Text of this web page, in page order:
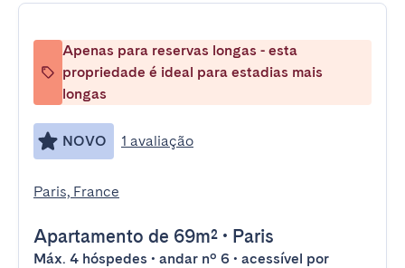
Apenas para reservas longas - esta
propriedade é ideal para estadias mais
longas
NOVO 1 avaliação
Paris, France
Apartamento de 69m² • Paris
Máx. 4 hóspedes • andar nº 6 • acessível por